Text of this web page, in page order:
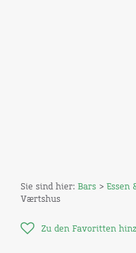
Sie sind hier: Bars > Essen
Værtshus
Zu den Favoritten